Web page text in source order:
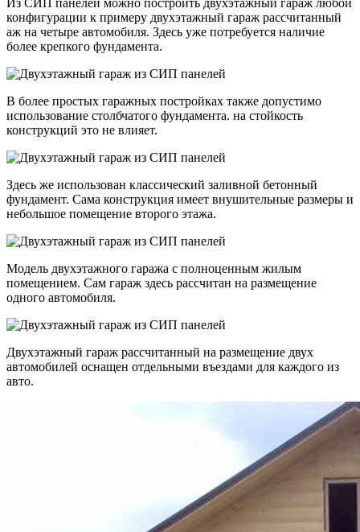
Из СИП панелей можно построить двухэтажный гараж любой
конфигурации к примеру двухэтажный гараж рассчитанный
аж на четыре автомобиля. Здесь уже потребуется наличие
более крепкого фундамента.
В более простых гаражных постройках также допустимо
использование столбчатого фундамента. на стойкость
конструкций это не влияет.
Здесь же использован классический заливной бетонный
фундамент. Сама конструкция имеет внушительные размеры и
небольшое помещение второго этажа.
Модель двухэтажного гаража с полноценным жилым
помещением. Сам гараж здесь рассчитан на размещение
одного автомобиля.
Двухэтажный гараж рассчитанный на размещение двух
автомобилей оснащен отдельными въездами для каждого из
авто.